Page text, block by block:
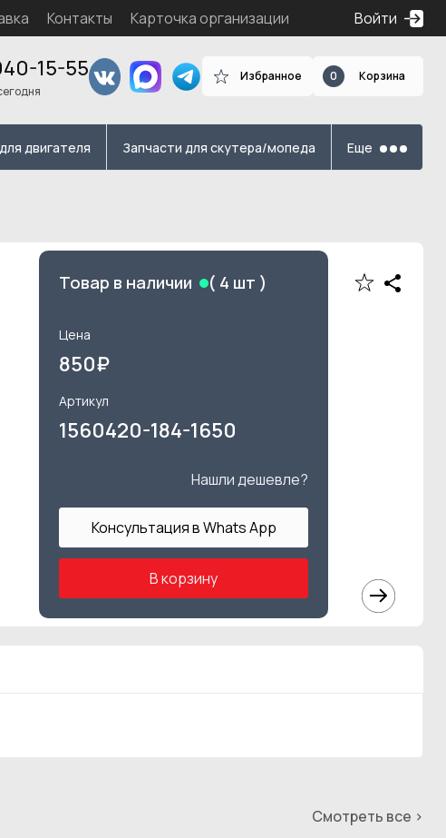
Контакты Карточка организации Войти
15-55 Избранное 0 Корзина
двигателя Запчасти для скутера/мопеда Еще
Товар в наличии ( 4 шт )
Цена
850₽
Артикул
1560420-184-1650
Нашли дешевле?
Консультация в Whats App
В корзину
Смотреть все >